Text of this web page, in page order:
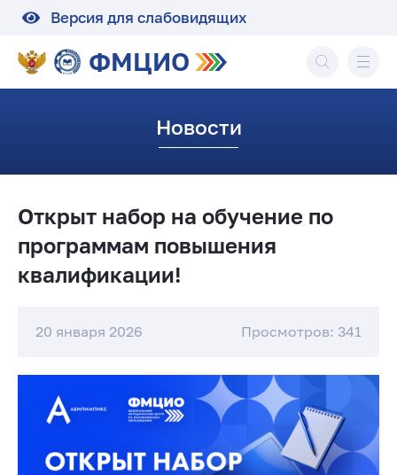
Версия для слабовидящих
ФМЦИО
Новости
Открыт набор на обучение по
программам повышения
квалификации!
20 января 2026 Просмотров: 341